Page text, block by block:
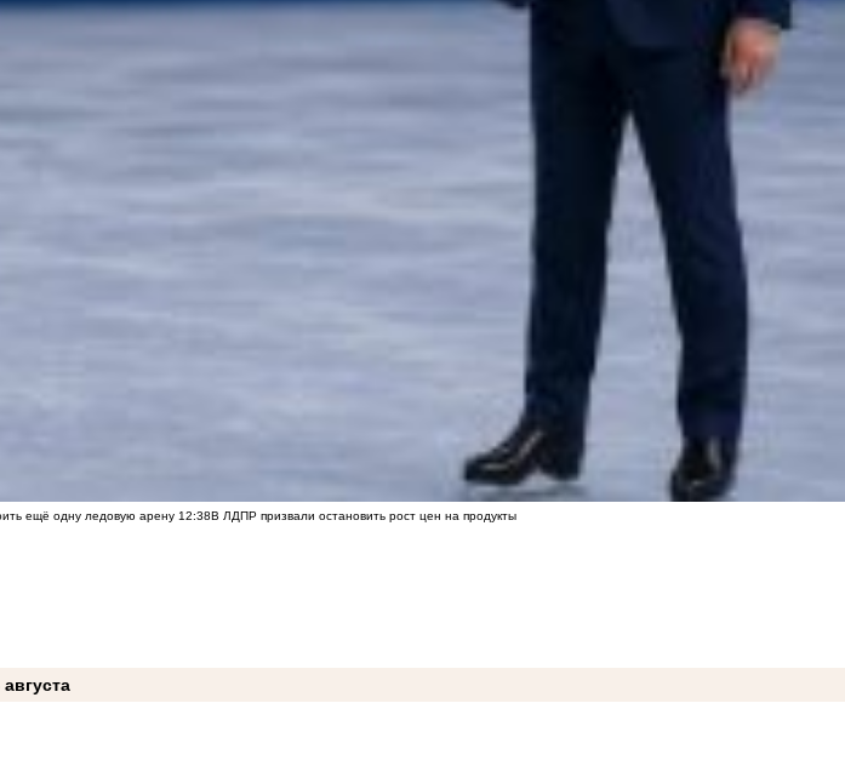
ещё одну ледовую арену 12:38В ЛДПР призвали остановить рост цен на продукты
августа